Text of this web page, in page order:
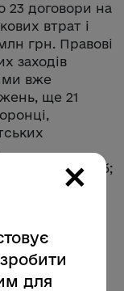
23 договори на
втрат і
грн. Правові
заходів
вже
ще 21
посадових осіб;
щодо
та
офісу
області
×
для